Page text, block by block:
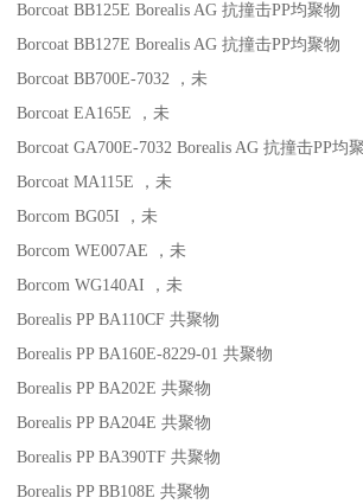
Borcoat BB125E Borealis AG 抗撞击PP均聚物
Borcoat BB127E Borealis AG 抗撞击PP均聚物
Borcoat BB700E-7032
，未
Borcoat EA165E
，未
Borcoat GA700E-7032 Borealis AG 抗撞击PP均
Borcoat MA115E
，未
Borcom BG05I
，未
Borcom WE007AE
，未
Borcom WG140AI
，未
Borealis PP BA110CF 共聚物
Borealis PP BA160E-8229-01 共聚物
Borealis PP BA202E 共聚物
Borealis PP BA204E 共聚物
Borealis PP BA390TF 共聚物
Borealis PP BB108E 共聚物